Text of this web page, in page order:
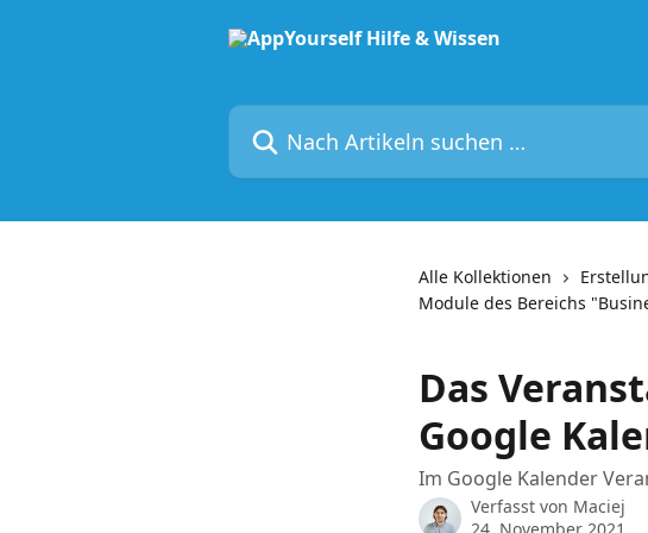
Nach Artikeln suchen …
Alle Kollektionen
Module des Bereichs
Das
Google
Im Google Kalender
Verfasst von Maciej